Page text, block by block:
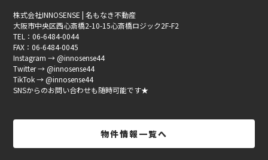
株式会社INNOSENSE | 名もなき不動産
大阪市中央区西心斎橋2-10-15心斎橋ロジック2F-F2
TEL：06-6484-0044
FAX：06-6484-0045
Instagram → @innosense44
Twitter → @innosense44
TikTok → @innosense44
SNSからのお問い合わせも随時可能です★
物件情報一覧へ